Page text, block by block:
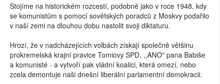
Stojíme na historickém rozcestí, podobně jako v roce 1948, kdy
se komunistům s pomocí sovětských poradců z Moskvy podařilo
v naší zemi na dlouhou dobu nastolit svoji diktaturu.
Hrozí, že v nadcházejících volbách získají společně většinu
prokremelská krajní pravice Tomiovy SPD, ,,ANO" pana Babiše
a komunisté - a vytvoří pak vládní koalici, která omezí, nebo
zcela demontuje naši dnešní liberální parlamentní demokracii.